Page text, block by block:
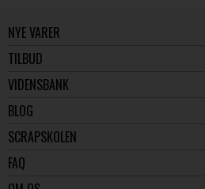
NYE VARER
TILBUD
VIDENSBANK
BLOG
SCRAPSKOLEN
FAQ